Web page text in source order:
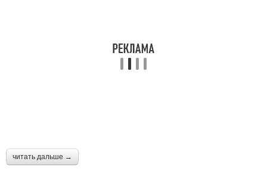
читать дальше →